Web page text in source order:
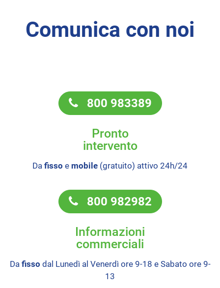
Comunica con noi
800 983389
Pronto
intervento
Da fisso e mobile (gratuito) attivo 24h/24
800 982982
Informazioni
commerciali
Da fisso dal Lunedì al Venerdì ore 9-18 e Sabato ore 9-
13